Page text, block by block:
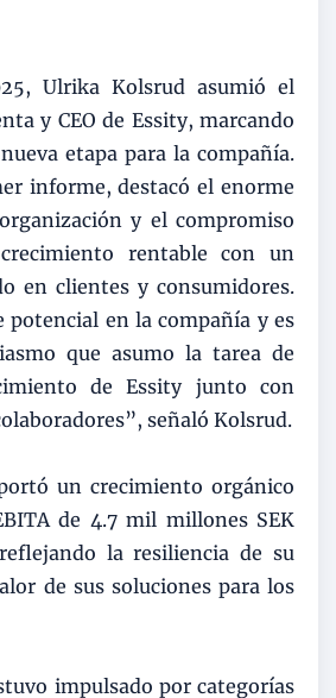
Ulrika Kolsrud asumió el
y CEO de Essity, marcando
etapa para la compañía.
informe, destacó el enorme
y el compromiso
rentable con un
en clientes y consumidores.
potencial en la compañía y es
que asumo la tarea de
de Essity junto con
señaló Kolsrud.
un crecimiento orgánico
de 4.7 mil millones SEK
la resiliencia de su
de sus soluciones para los
impulsado por categorías